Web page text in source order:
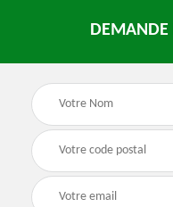
DEMANDE